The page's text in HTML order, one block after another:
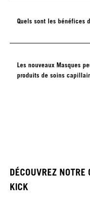
Quels sont les bénéfices
Les nouveaux Masques
produits de soins
DÉCOUVREZ
KICK